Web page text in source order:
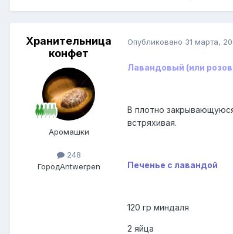
Хранительница
конфет
Аромашки
248
ГородAntwerpen
Опубликовано 31 марта,
Лавандовый (или
В плотно
встряхивая.
Печеньe с лавандой
120 гр миндаля
2 яйца